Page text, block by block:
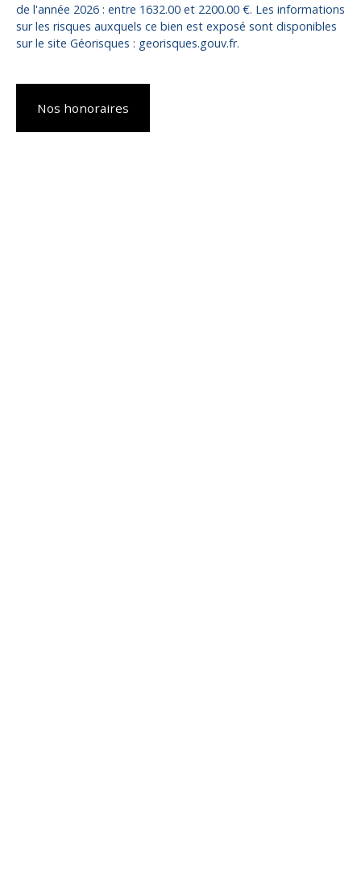
de l'année 2026 : entre 1632.00 et 2200.00 €. Les informations
sur les risques auxquels ce bien est exposé sont disponibles
sur le site Géorisques : georisques.gouv.fr.
Nos honoraires